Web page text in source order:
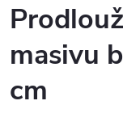
masivu
cm